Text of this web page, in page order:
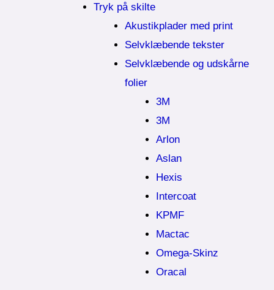
Tryk på skilte
Akustikplader med print
Selvklæbende tekster
Selvklæbende og udskårne
folier
3M
3M
Arlon
Aslan
Hexis
Intercoat
KPMF
Mactac
Omega-Skinz
Oracal